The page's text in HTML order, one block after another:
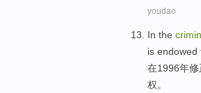
youdao
In the
is endowed
在1996年修
权。